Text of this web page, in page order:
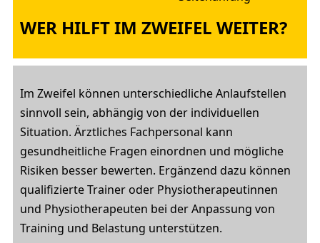
WER HILFT IM ZWEIFEL WEITER?
Im Zweifel können unterschiedliche Anlaufstellen
sinnvoll sein, abhängig von der individuellen
Situation. Ärztliches Fachpersonal kann
gesundheitliche Fragen einordnen und mögliche
Risiken besser bewerten. Ergänzend dazu können
qualifizierte Trainer oder Physiotherapeutinnen
und Physiotherapeuten bei der Anpassung von
Training und Belastung unterstützen.